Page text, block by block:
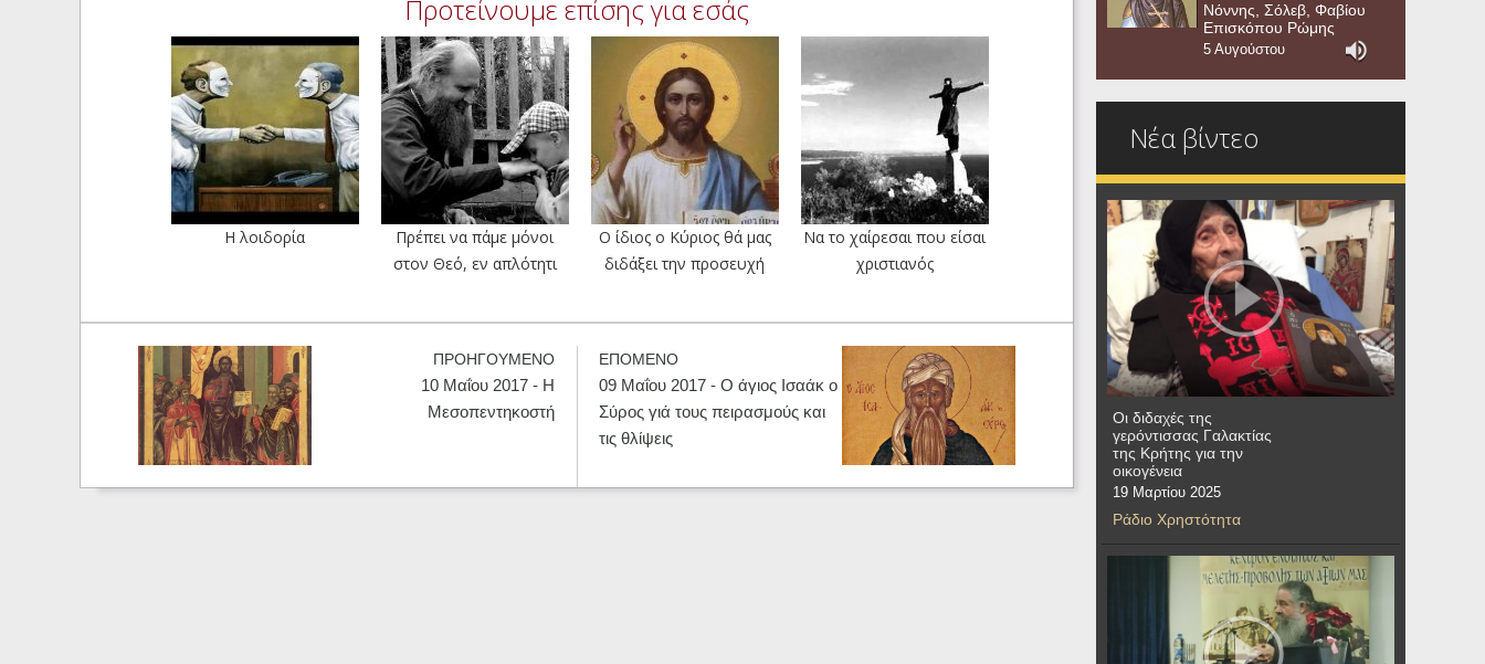
Προτείνουμε επίσης για εσάς
Η λοιδορία
Πρέπει να πάμε μόνοι
στον Θεό, εν απλότητι
Ο ίδιος ο Κύριος θά μας
διδάξει την προσευχή
Να το χαίρεσαι που είσαι
χριστιανός
ΠΡΟΗΓΟΥΜΕΝΟ
10 Μαΐου 2017 - H
Μεσοπεντηκοστή
ΕΠΟΜΕΝΟ
09 Μαΐου 2017 - Ο άγιος Ισαάκ ο
Σύρος γιά τους πειρασμούς και
τις θλίψεις
Νόννης, Σόλεβ, Φαβίου
Επισκόπου Ρώμης
5 Αυγούστου
Νέα βίντεο
Οι διδαχές της
γερόντισσας Γαλακτίας
της Κρήτης για την
οικογένεια
19 Μαρτίου 2025
Ράδιο Χρηστότητα